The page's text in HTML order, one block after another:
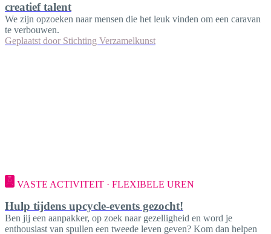
creatief talent
We zijn opzoeken naar mensen die het leuk vinden om een caravan
te verbouwen.
Geplaatst door Stichting Verzamelkunst
VASTE ACTIVITEIT · FLEXIBELE UREN
Hulp tijdens upcycle-events gezocht!
Ben jij een aanpakker, op zoek naar gezelligheid en word je
enthousiast van spullen een tweede leven geven? Kom dan helpen